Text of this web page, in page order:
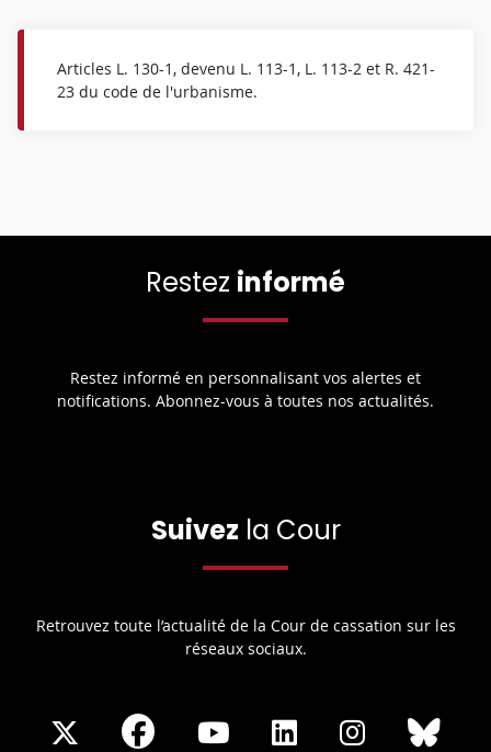
Articles L. 130-1, devenu L. 113-1, L. 113-2 et R. 421-
23 du code de l'urbanisme.
Restez informé
Restez informé en personnalisant vos alertes et
notifications. Abonnez-vous à toutes nos actualités.
Suivez la Cour
Retrouvez toute l’actualité de la Cour de cassation sur les
réseaux sociaux.
ShareShare
Share
Share
Share